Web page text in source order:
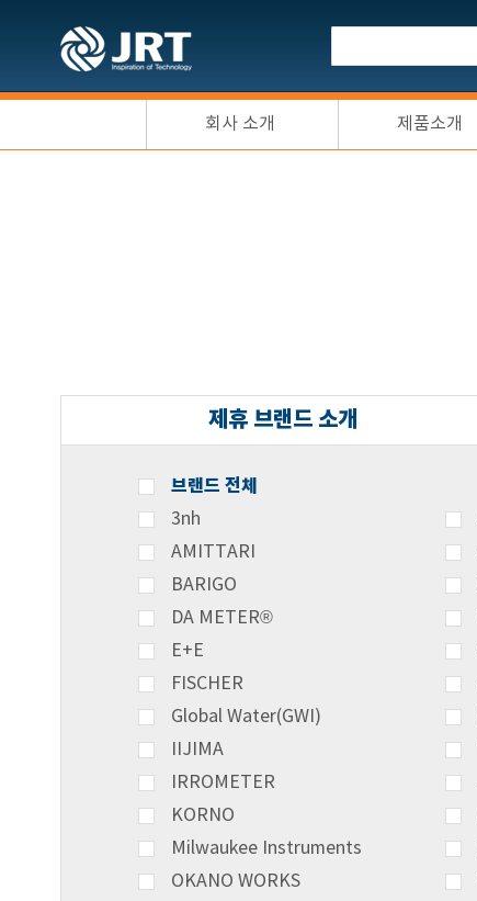
회사 소개 제품소개
제휴 브랜드 소개
브랜드 전체
3nh
AMITTARI
BARIGO
DA METER®
E+E
FISCHER
Global Water(GWI)
IIJIMA
IRROMETER
KORNO
Milwaukee Instruments
OKANO WORKS